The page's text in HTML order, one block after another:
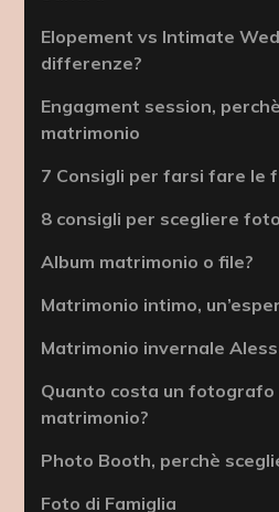
Elopement vs Intimate
differenze?
Engagment session,
matrimonio
7 Consigli per farsi fare le
8 consigli per scegliere
Album matrimonio o file?
Matrimonio intimo,
Matrimonio invernale
Quanto costa un fotografo
matrimonio?
Photo Booth, perchè
Foto di Famiglia